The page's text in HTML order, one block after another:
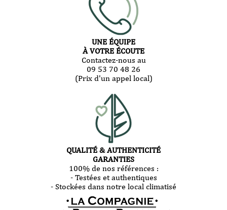
UNE ÉQUIPE
À VOTRE ÉCOUTE
Contactez-nous au
09 53 70 48 26
(Prix d'un appel local)
QUALITÉ & AUTHENTICITÉ
GARANTIES
100% de nos références :
- Testées et authentiques
- Stockées dans notre local climatisé